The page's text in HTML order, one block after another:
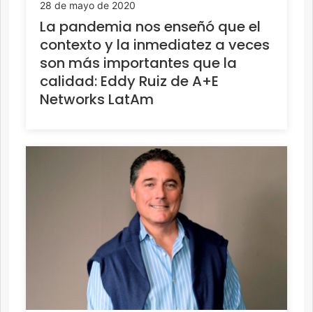
28 de mayo de 2020
La pandemia nos enseñó que el
contexto y la inmediatez a veces
son más importantes que la
calidad: Eddy Ruiz de A+E
Networks LatAm